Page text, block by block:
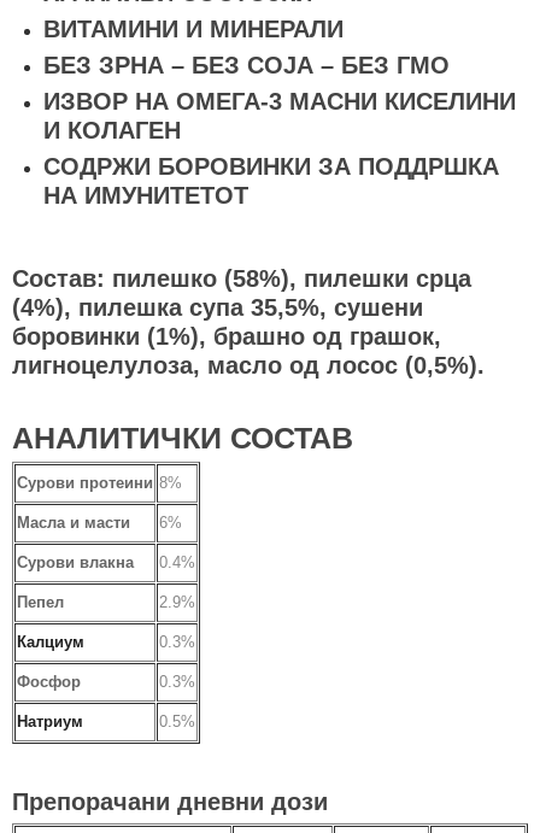
ВИТАМИНИ И МИНЕРАЛИ
БЕЗ ЗРНА – БЕЗ СОЈА – БЕЗ ГМО
ИЗВОР НА ОМЕГА-3 МАСНИ КИСЕЛИНИ
И КОЛАГЕН
СОДРЖИ БОРОВИНКИ ЗА ПОДДРШКА
НА ИМУНИТЕТОТ
Состав: пилешко (58%), пилешки срца
(4%), пилешка супа 35,5%, сушени
боровинки (1%), брашно од грашок,
лигноцелулоза, масло од лосос (0,5%).
АНАЛИТИЧКИ СОСТАВ
Сурови протеини 8%
Масла и масти 6%
Сурови влакна 0.4%
Пепел 2.9%
Калциум 0.3%
Фосфор 0.3%
Натриум 0.5%
Препорачани дневни дози